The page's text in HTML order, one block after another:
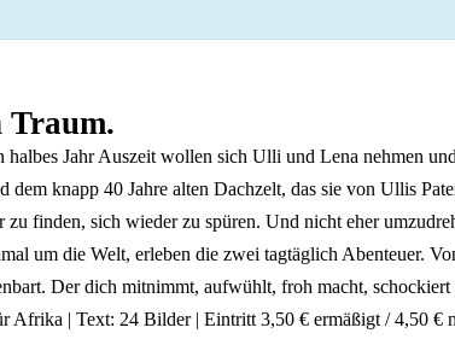
Traum.
Jahr Auszeit wollen sich Ulli und Lena nehmen
knapp 40 Jahre alten Dachzelt, das sie von Ullis
finden, sich wieder zu spüren. Und nicht eher
um die Welt, erleben die zwei tagtäglich Abenteuer.
Der dich mitnimmt, aufwühlt, froh macht,
Afrika | Text: 24 Bilder | Eintritt 3,50 € ermäßigt / 4,50 €